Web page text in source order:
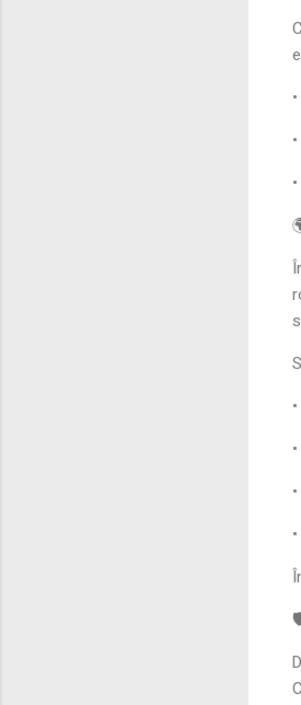
•
•
•
•
•
•
•